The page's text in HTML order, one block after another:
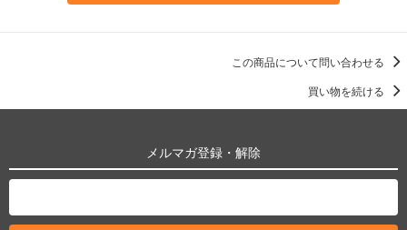
この商品について問い合わせる
買い物を続ける
メルマガ登録・解除